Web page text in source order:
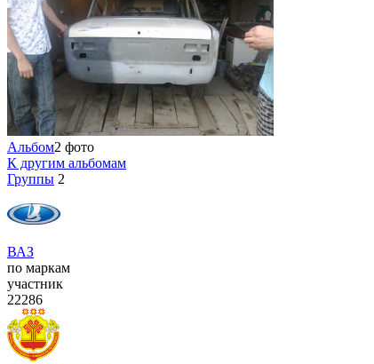
Альбом2 фото
К другим альбомам
Группы 2
ВАЗ
по маркам
участник
22286